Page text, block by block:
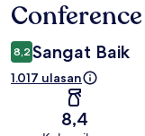
8,2 Sangat Baik
1.017 ulasan
8,4